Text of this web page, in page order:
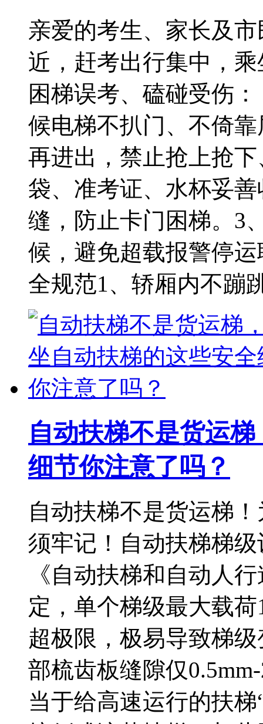
亲爱的考生、家长及
近，赶考出行集中，
困梯误考、磕碰受伤
候电梯不扒门、不倚
再进出，禁止抢上抢
袋、准考证、水杯妥
缝，防止卡门困梯。3
候，避免超载报警停
全规范1、轿厢内不蹦
自动扶梯不是货运
细节你注意了吗？
自动扶梯不是货运梯
须牢记！自动扶梯梯
《自动扶梯和自动人
定，单个梯级最大载
超极限，极易导致梯
部梳齿板缝隙仅
当于给高速运行的扶